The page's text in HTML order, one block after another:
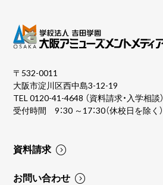
〒532-0011
大阪市淀川区西中島3-12-19
TEL0120-41-4648 （資料請求・入学相談）
受付時間 9：30 ～17：30（休校日を除く）
資料請求
お問い合わせ